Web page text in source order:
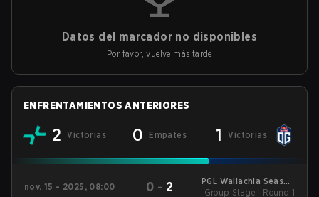
Datos del marcador no disponibles
Por favor, vuelve más tarde
ENFRENTAMIENTOS ANTERIORES
2 Victorias 0 Empates 1 Victorias
nov. 15 - 2025, 08:00 0 - 2
PGL Wallachia Season
6 Main Tournament
Group Stage - Round 1